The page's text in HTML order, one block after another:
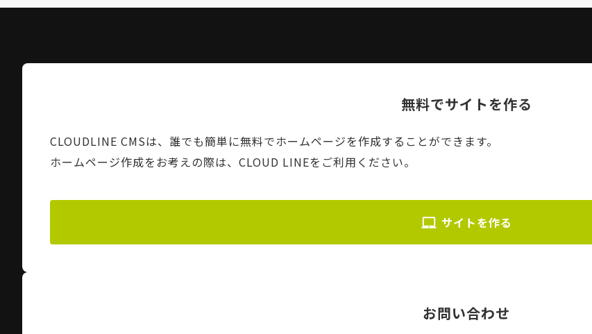
無料でサイトを作る
CLOUDLINE CMSは、誰でも簡単に無料でホームページを作成することができます。
ホームページ作成をお考えの際は、CLOUD LINEをご利用ください。
サイトを作る
お問い合わせ